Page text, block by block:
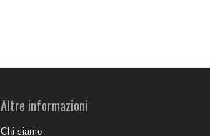
Altre informazioni
Chi siamo